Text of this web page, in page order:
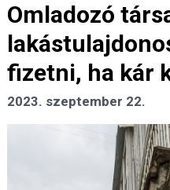
Omladozó
fizetni, ha kár
2023. szeptember 22.